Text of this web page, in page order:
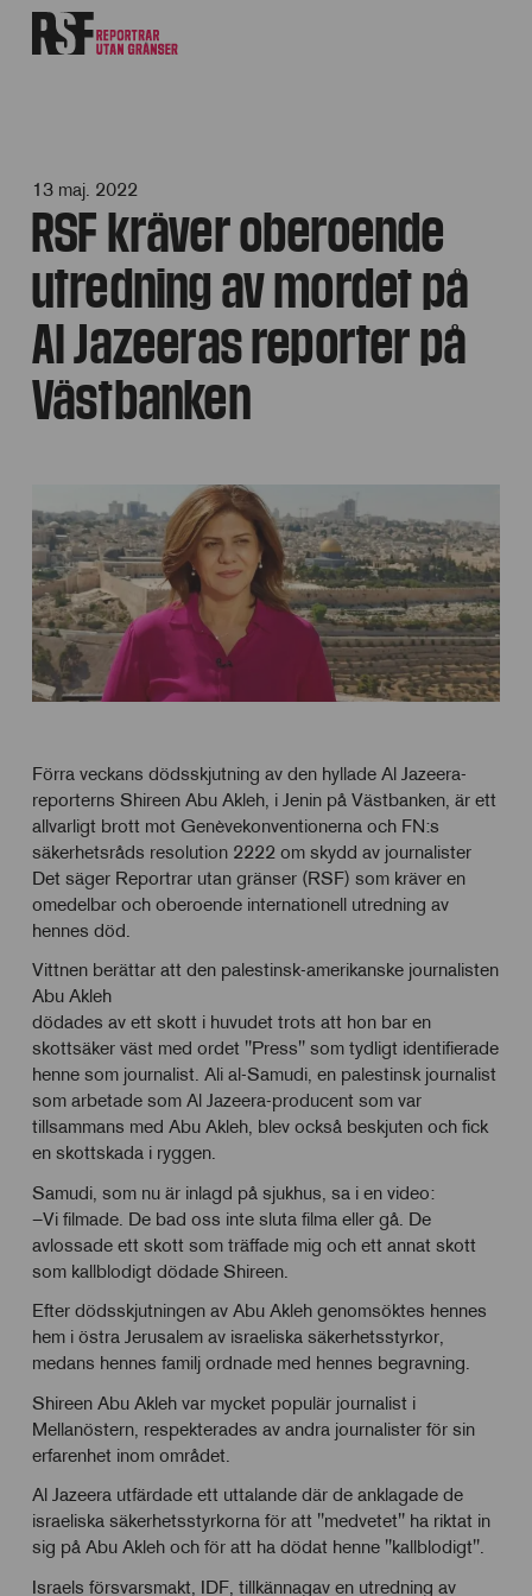
13 maj. 2022
RSF kräver oberoende
utredning av mordet på
Al Jazeeras reporter på
Västbanken
Förra veckans dödsskjutning av den hyllade Al Jazeera-
reporterns Shireen Abu Akleh, i Jenin på Västbanken, är ett
allvarligt brott mot Genèvekonventionerna och FN:s
säkerhetsråds resolution 2222 om skydd av journalister
Det säger Reportrar utan gränser (RSF) som kräver en
omedelbar och oberoende internationell utredning av
hennes död.
Vittnen berättar att den palestinsk-amerikanske journalisten
Abu Akleh
dödades av ett skott i huvudet trots att hon bar en
skottsäker väst med ordet "Press" som tydligt identifierade
henne som journalist. Ali al-Samudi, en palestinsk journalist
som arbetade som Al Jazeera-producent som var
tillsammans med Abu Akleh, blev också beskjuten och fick
en skottskada i ryggen.
Samudi, som nu är inlagd på sjukhus, sa i en video:
–Vi filmade. De bad oss inte sluta filma eller gå. De
avlossade ett skott som träffade mig och ett annat skott
som kallblodigt dödade Shireen.
Efter dödsskjutningen av Abu Akleh genomsöktes hennes
hem i östra Jerusalem av israeliska säkerhetsstyrkor,
medans hennes familj ordnade med hennes begravning.
Shireen Abu Akleh var mycket populär journalist i
Mellanöstern, respekterades av andra journalister för sin
erfarenhet inom området.
Al Jazeera utfärdade ett uttalande där de anklagade de
israeliska säkerhetsstyrkorna för att "medvetet" ha riktat in
sig på Abu Akleh och för att ha dödat henne "kallblodigt".
Israels försvarsmakt, IDF, tillkännagav en utredning av